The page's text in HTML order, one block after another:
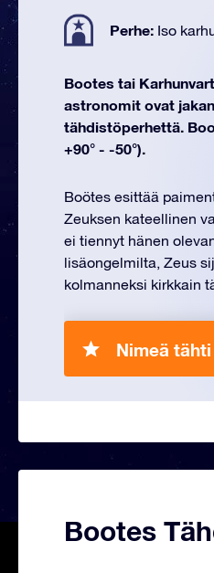
Perhe: Iso
Bootes tai
astronomit ovat
tähdistöperhettä.
+90° - -50°).
Boötes esittää
Zeuksen kateellinen
ei tiennyt hänen
lisäongelmilta, Zeus
kolmanneksi kirkkain
Nimeä
Bootes